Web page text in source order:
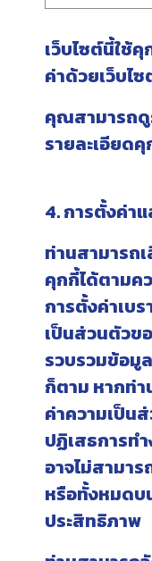
เว็บไซต์นี้ใช้
ค่าด้วยเว็บไซ
คุณสามารถดู
รายละเอียด
4. การตั้งค่า
ท่านสามารถ
คุกกี้ได้ตามค
การตั้งค่าเบ
เป็นส่วนตัวข
รวบรวมข้อมู
ก็ตาม หากท่า
ค่าความเป็น
ปฏิเสธการท
อาจไม่สามา
หรือทั้งหมดบ
ประสิทธิภาพ